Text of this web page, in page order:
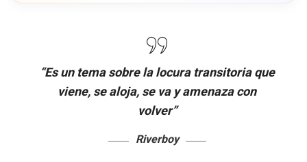
“Es un tema sobre la locura transitoria que
viene, se aloja, se va y amenaza con
volver”
Riverboy